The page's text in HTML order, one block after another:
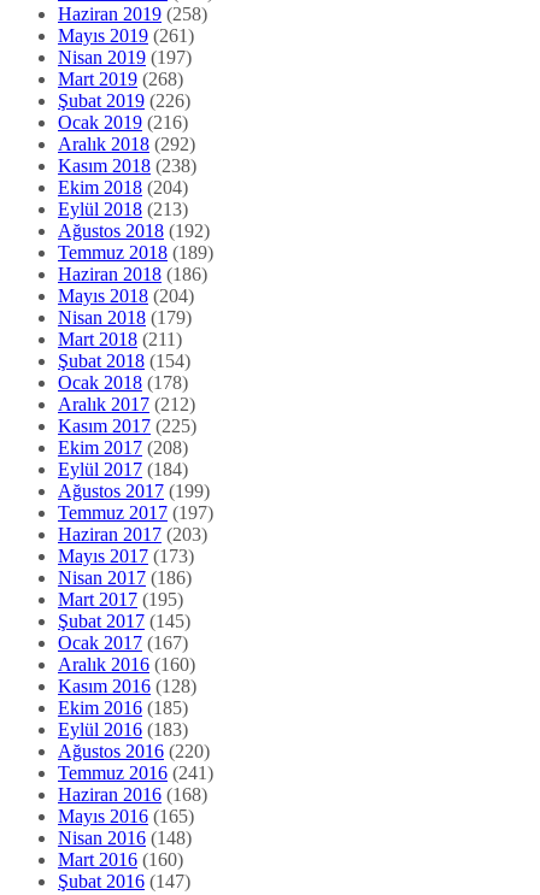
Haziran 2019 (258)
Mayıs 2019 (261)
Nisan 2019 (197)
Mart 2019 (268)
Şubat 2019 (226)
Ocak 2019 (216)
Aralık 2018 (292)
Kasım 2018 (238)
Ekim 2018 (204)
Eylül 2018 (213)
Ağustos 2018 (192)
Temmuz 2018 (189)
Haziran 2018 (186)
Mayıs 2018 (204)
Nisan 2018 (179)
Mart 2018 (211)
Şubat 2018 (154)
Ocak 2018 (178)
Aralık 2017 (212)
Kasım 2017 (225)
Ekim 2017 (208)
Eylül 2017 (184)
Ağustos 2017 (199)
Temmuz 2017 (197)
Haziran 2017 (203)
Mayıs 2017 (173)
Nisan 2017 (186)
Mart 2017 (195)
Şubat 2017 (145)
Ocak 2017 (167)
Aralık 2016 (160)
Kasım 2016 (128)
Ekim 2016 (185)
Eylül 2016 (183)
Ağustos 2016 (220)
Temmuz 2016 (241)
Haziran 2016 (168)
Mayıs 2016 (165)
Nisan 2016 (148)
Mart 2016 (160)
Şubat 2016 (147)